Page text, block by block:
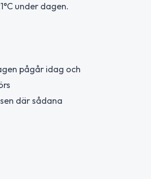
under dagen.
pågår idag och
där sådana